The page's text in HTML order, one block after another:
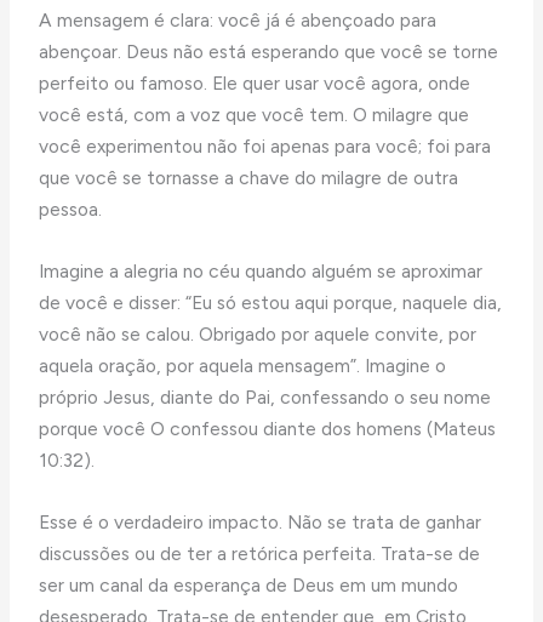
A mensagem é clara: você já é abençoado para
abençoar. Deus não está esperando que você se torne
perfeito ou famoso. Ele quer usar você agora, onde
você está, com a voz que você tem. O milagre que
você experimentou não foi apenas para você; foi para
que você se tornasse a chave do milagre de outra
pessoa.
Imagine a alegria no céu quando alguém se aproximar
de você e disser: “Eu só estou aqui porque, naquele dia,
você não se calou. Obrigado por aquele convite, por
aquela oração, por aquela mensagem”. Imagine o
próprio Jesus, diante do Pai, confessando o seu nome
porque você O confessou diante dos homens (Mateus
10:32).
Esse é o verdadeiro impacto. Não se trata de ganhar
discussões ou de ter a retórica perfeita. Trata-se de
ser um canal da esperança de Deus em um mundo
desesperado. Trata-se de entender que, em Cristo,